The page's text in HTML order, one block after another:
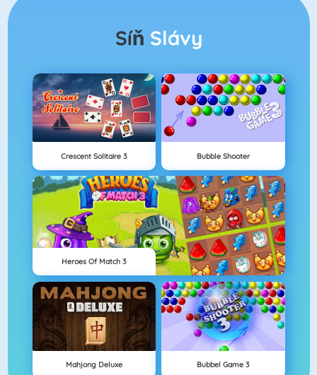
Síň Slávy
Crescent Solitaire 3 Bubble Shooter
Heroes Of Match 3
Mahjong Deluxe Bubbel Game 3